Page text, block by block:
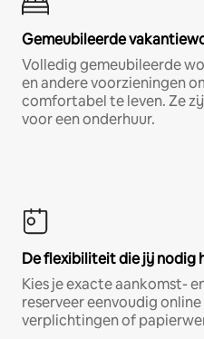
Gemeubileerde
Volledig gemeubileerde
en andere voorzieningen
comfortabel te leven. Ze
voor een onderhuur.
De flexibiliteit die jij nodig
Kies je exacte aankomst-
reserveer eenvoudig
verplichtingen of